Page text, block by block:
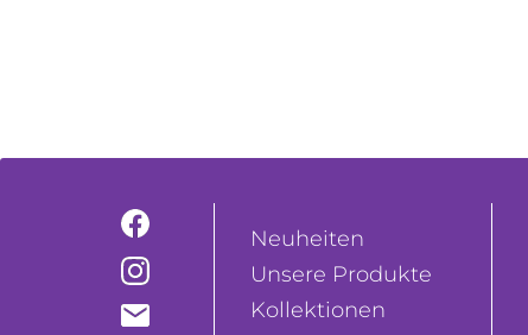
Neuheiten
Unsere Produkte
Kollektionen